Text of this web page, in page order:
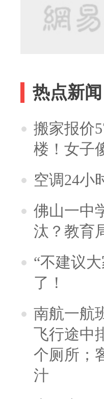
热点新闻
搬家报价
楼！女
空调24小
佛山一中
汰？教育
“不建议
了！
南航一航
飞行途中
个厕所；
汁